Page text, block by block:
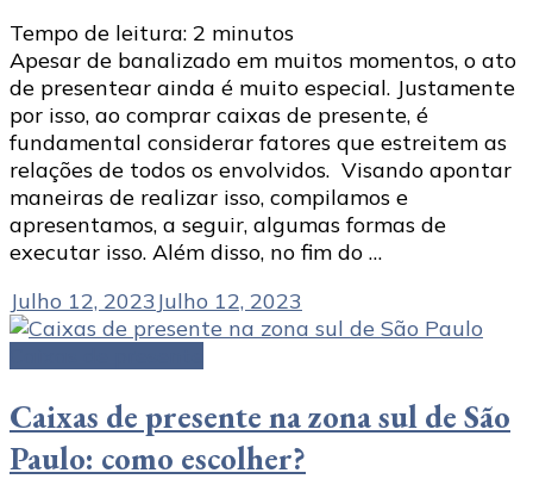
Tempo de leitura: 2 minutos
Apesar de banalizado em muitos momentos, o ato
de presentear ainda é muito especial. Justamente
por isso, ao comprar caixas de presente, é
fundamental considerar fatores que estreitem as
relações de todos os envolvidos. Visando apontar
maneiras de realizar isso, compilamos e
apresentamos, a seguir, algumas formas de
executar isso. Além disso, no fim do …
Julho 12, 2023 Julho 12, 2023
Caixas de presente na zona sul de São
Paulo: como escolher?